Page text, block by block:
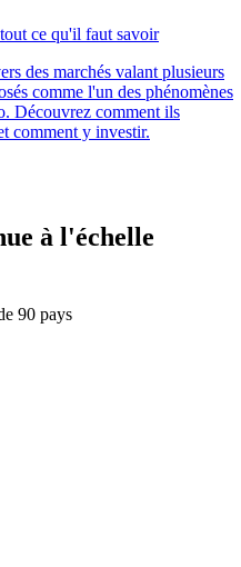
ce qu'il faut savoir
des marchés valant plusieurs
comme l'un des phénomènes
Découvrez comment ils
comment y investir.
à l'échelle
90 pays